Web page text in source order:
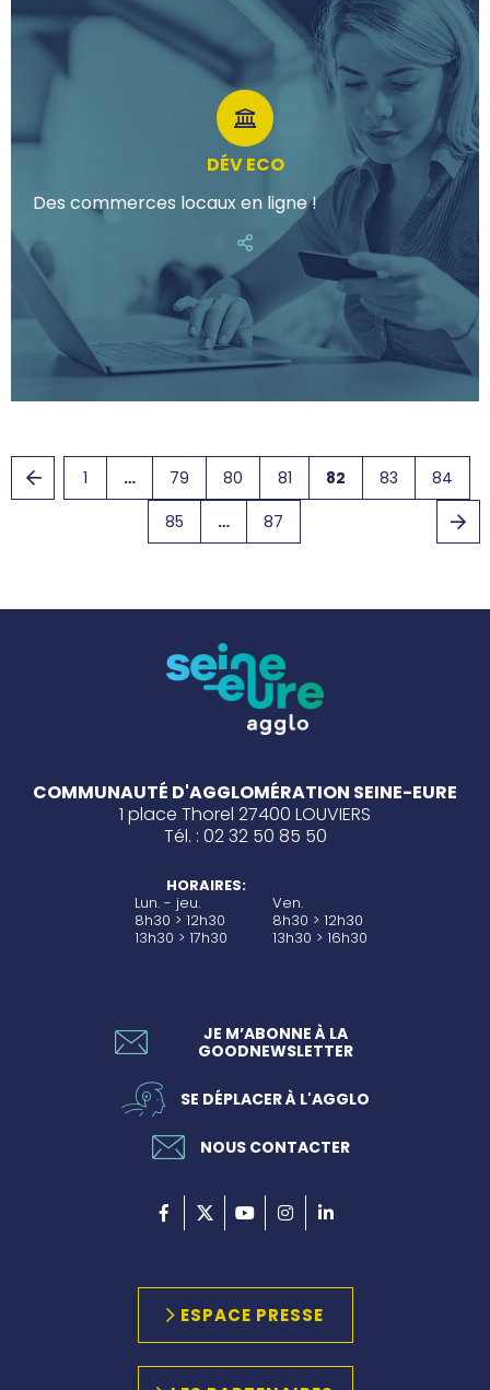
DÉV ECO
Des commerces locaux en ligne !
1 … 79 80 81 82 83
84
85
… 87
COMMUNAUTÉ D'AGGLOMÉRATION SEINE-EURE
1 place Thorel 27400 LOUVIERS
Tél. : 02 32 50 85 50
HORAIRES:
Lun. - jeu.
8h30 > 12h30
13h30 > 17h30
Ven.
8h30 > 12h30
13h30 > 16h30
JE M’ABONNE À LA
GOODNEWSLETTER
SE DÉPLACER À L'AGGLO
NOUS CONTACTER
ESPACE PRESSE